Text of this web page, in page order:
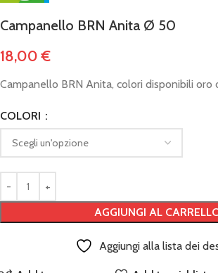
Campanello BRN Anita Ø 50
18,00€
Campanello BRN Anita, colori disponibili oro
COLORI
AGGIUNGI AL
Aggiungi alla lista dei